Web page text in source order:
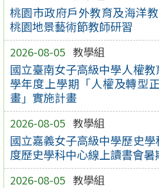
桃園市政府戶外教育及海洋
桃園地景藝術節教師研習
2026-08-05 教學組
國立臺南女子高級中學人權
學年度上學期「人權及轉型
畫」實施計畫
2026-08-05 教學組
國立嘉義女子高級中學歷史
度歷史學科中心線上讀書會暑
2026-08-05 教學組